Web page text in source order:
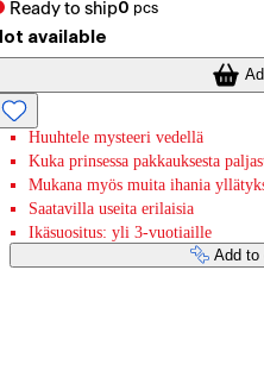
Ready to ship0 pcs
available
Huuhtele mysteeri vedellä
Kuka prinsessa pakkauksesta
Mukana myös muita ihania
Saatavilla useita erilaisia
Ikäsuositus: yli 3-vuotiaille
Add to